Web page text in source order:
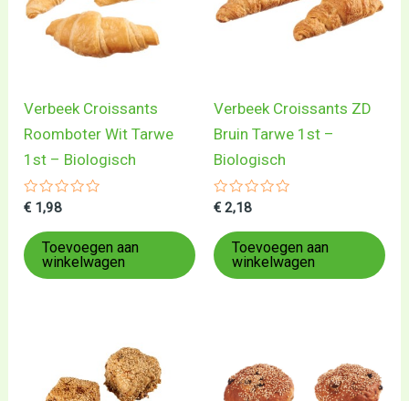
Verbeek Croissants
Roomboter Wit Tarwe
1st – Biologisch
Gewaardeerd
uit
5
€ 1,98
Toevoegen aan
winkelwagen
Verbeek Croissants ZD
Bruin Tarwe 1st –
Biologisch
Gewaardeerd
uit
5
€ 2,18
Toevoegen aan
winkelwagen